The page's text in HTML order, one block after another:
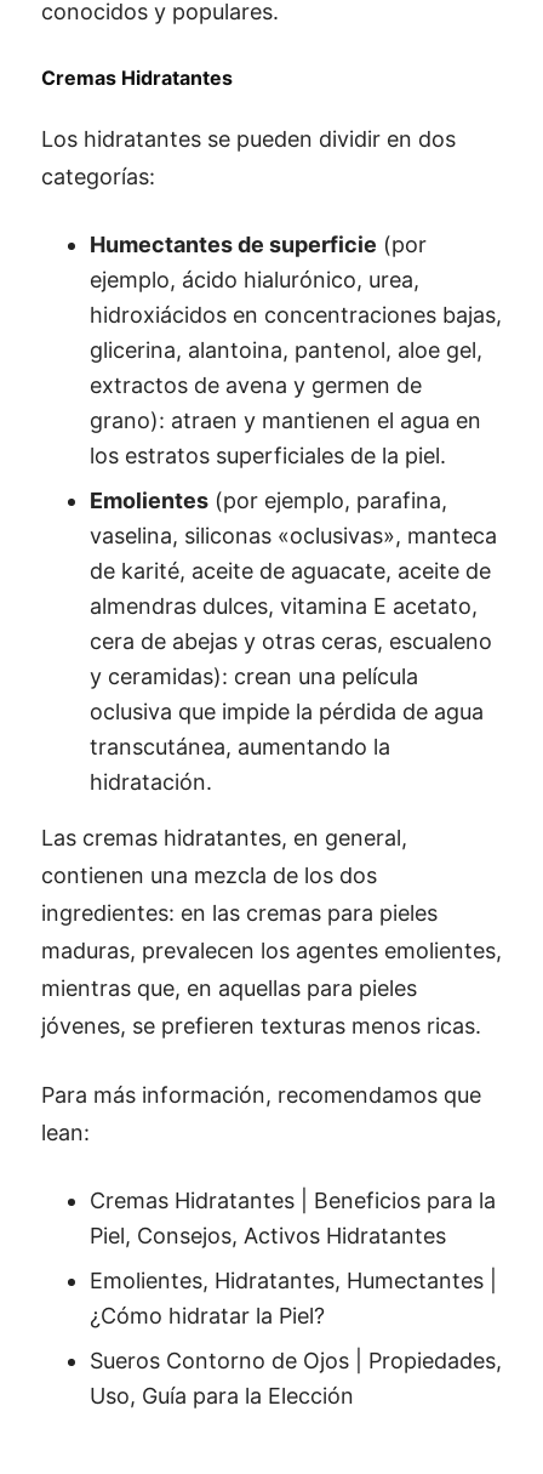
conocidos y populares.
Cremas Hidratantes
Los hidratantes se pueden dividir en dos
categorías:
Humectantes de superficie (por
ejemplo, ácido hialurónico, urea,
hidroxiácidos en concentraciones bajas,
glicerina, alantoina, pantenol, aloe gel,
extractos de avena y germen de
grano): atraen y mantienen el agua en
los estratos superficiales de la piel.
Emolientes (por ejemplo, parafina,
vaselina, siliconas «oclusivas», manteca
de karité, aceite de aguacate, aceite de
almendras dulces, vitamina E acetato,
cera de abejas y otras ceras, escualeno
y ceramidas): crean una película
oclusiva que impide la pérdida de agua
transcutánea, aumentando la
hidratación.
Las cremas hidratantes, en general,
contienen una mezcla de los dos
ingredientes: en las cremas para pieles
maduras, prevalecen los agentes emolientes,
mientras que, en aquellas para pieles
jóvenes, se prefieren texturas menos ricas.
Para más información, recomendamos que
lean:
Cremas Hidratantes | Beneficios para la
Piel, Consejos, Activos Hidratantes
Emolientes, Hidratantes, Humectantes |
¿Cómo hidratar la Piel?
Sueros Contorno de Ojos | Propiedades,
Uso, Guía para la Elección